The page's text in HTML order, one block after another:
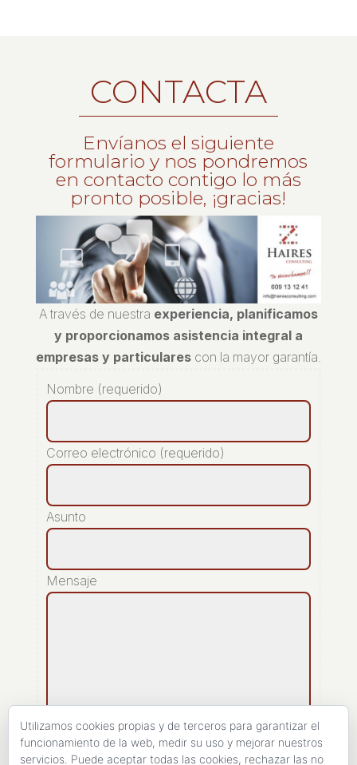
CONTACTA
Envíanos el siguiente
formulario y nos pondremos
en contacto contigo lo más
pronto posible, ¡gracias!
A través de nuestra experiencia, planificamos
y proporcionamos asistencia integral a
empresas y particularescon la mayor garantía.
Nombre (requerido)
Correo electrónico (requerido)
Asunto
Mensaje
Utilizamos cookies propias y de terceros para garantizar el
funcionamiento de la web, medir su uso y mejorar nuestros
servicios. Puede aceptar todas las cookies, rechazar las no